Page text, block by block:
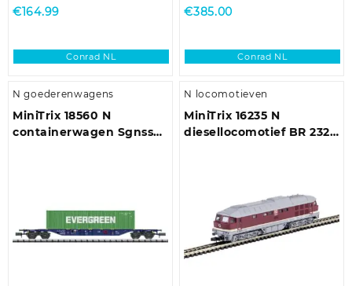
€164.99
Conrad NL
€385.00
Conrad NL
N goederenwagens
MiniTrix 18560 N
containerwagen Sgnss
N locomotieven
MiniTrix 16235 N
diesellocomotief BR 232